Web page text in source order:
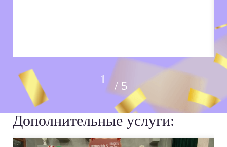
5
Дополнительные услуги: